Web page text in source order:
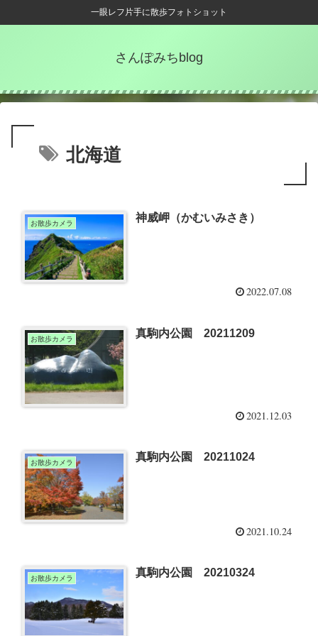
一眼レフ片手に散歩フォトショット
さんぽみちblog
北海道
お散歩カメラ 神威岬（かむいみさき）
2022.07.08
お散歩カメラ 真駒内公園 20211209
2021.12.03
お散歩カメラ 真駒内公園 20211024
2021.10.24
お散歩カメラ 真駒内公園 20210324